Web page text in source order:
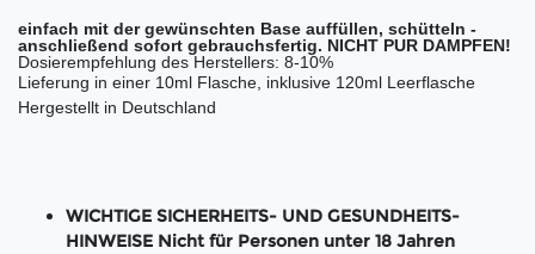
einfach mit der gewünschten Base auffüllen, schütteln -
anschließend sofort gebrauchsfertig. NICHT PUR DAMPFEN!
Dosierempfehlung des Herstellers: 8-10%
Lieferung in einer 10ml Flasche, inklusive 120ml Leerflasche
Hergestellt in Deutschland
WICHTIGE SICHERHEITS- UND GESUNDHEITS-
HINWEISE Nicht für Personen unter 18 Jahren